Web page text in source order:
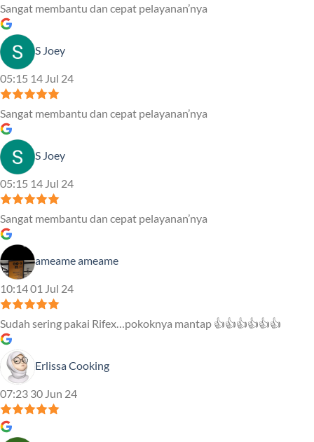
Sangat membantu dan cepat pelayanan’nya
S Joey
05:15 14 Jul 24
Sangat membantu dan cepat pelayanan’nya
S Joey
05:15 14 Jul 24
Sangat membantu dan cepat pelayanan’nya
ameame ameame
10:14 01 Jul 24
Sudah sering pakai Rifex…pokoknya mantap 👍👍👍👍👍👍
Erlissa Cooking
07:23 30 Jun 24